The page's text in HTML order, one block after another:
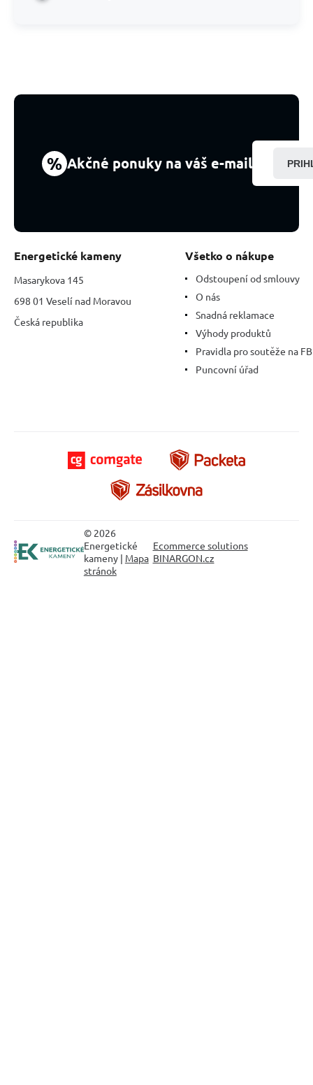
% Akčné ponuky na váš e-mail
Energetické kameny
Masarykova 145
698 01 Veselí nad Moravou
Česká republika
Všetko o nákupe
Odstoupení od smlouvy
O nás
Snadná reklamace
Výhody produktů
Pravidla pro soutěže na FB
Puncovní úřad
© 2026
Energetické
kameny | Mapa
stránok
Ecommerce solutions
BINARGON.cz